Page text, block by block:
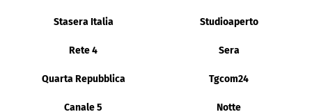
Stasera Italia Studioaperto
Rete 4 Sera
Quarta Repubblica Tgcom24
Canale 5 Notte